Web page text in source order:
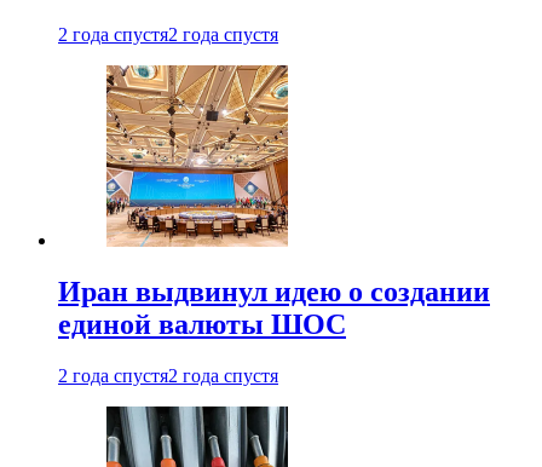
2 года спустя2 года спустя
Иран выдвинул идею о создании
единой валюты ШОС
2 года спустя2 года спустя